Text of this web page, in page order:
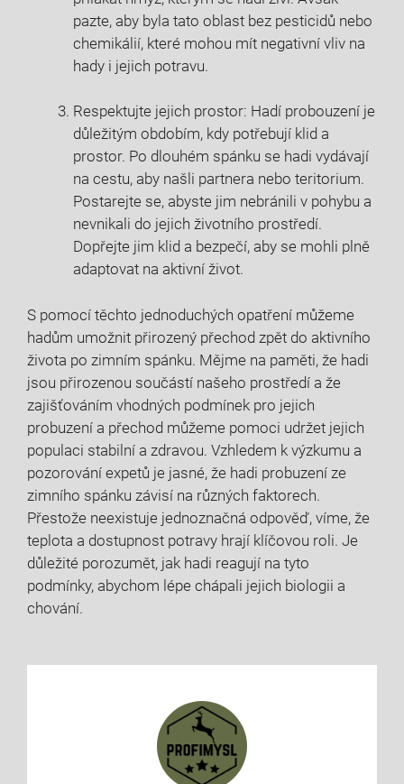
pazte, aby byla tato oblast bez pesticidů nebo
chemikálií, které mohou mít negativní vliv na
hady i jejich potravu.
Respektujte jejich prostor: Hadí probouzení je
důležitým obdobím, kdy potřebují klid a
prostor. Po dlouhém spánku se hadi vydávají
na cestu, aby našli partnera nebo teritorium.
Postarejte se, abyste jim nebránili v pohybu a
nevnikali do jejich životního prostředí.
Dopřejte jim klid a bezpečí, aby se mohli plně
adaptovat na aktivní život.
S pomocí těchto jednoduchých opatření můžeme
hadům umožnit přirozený přechod zpět do aktivního
života po zimním spánku. Mějme na paměti, že hadi
jsou přirozenou součástí našeho prostředí a že
zajišťováním vhodných podmínek pro jejich
probuzení a přechod můžeme pomoci udržet jejich
populaci stabilní a zdravou. Vzhledem k výzkumu a
pozorování expetů je jasné, že hadi probuzení ze
zimního spánku závisí na různých faktorech.
Přestože neexistuje jednoznačná odpověď, víme, že
teplota a dostupnost potravy hrají klíčovou roli. Je
důležité porozumět, jak hadi reagují na tyto
podmínky, abychom lépe chápali jejich biologii a
chování.